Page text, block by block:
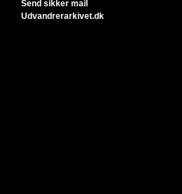
Send sikker mail
Udvandrerarkivet.dk